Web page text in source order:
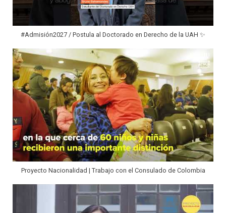
#Admisión2027 / Postula al Doctorado en Derecho de la UAH ✨
Proyecto Nacionalidad | Trabajo con el Consulado de Colombia